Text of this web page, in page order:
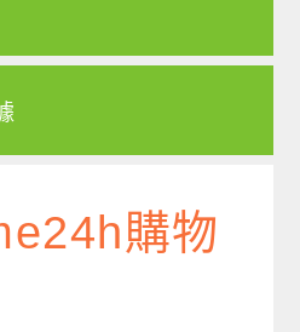
購物